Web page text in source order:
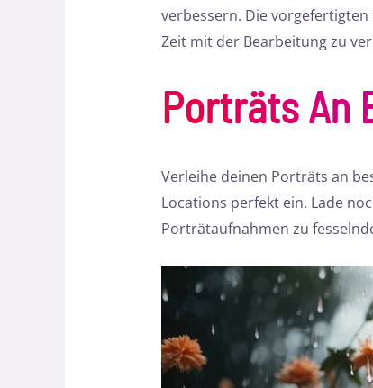
verbessern. Die vorgefertigten
Zeit mit der Bearbeitung zu
Porträts An
Verleihe deinen Porträts an
Locations perfekt ein. Lade
Porträtaufnahmen zu